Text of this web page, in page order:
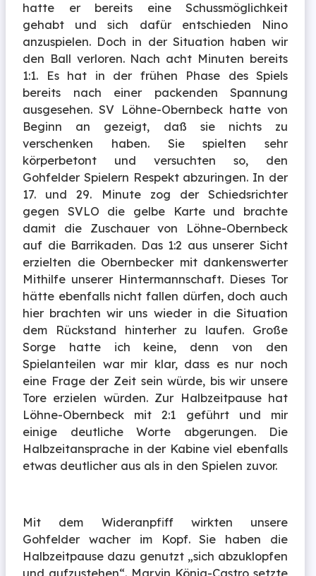
hatte er bereits eine Schussmöglichkeit
gehabt und sich dafür entschieden Nino
anzuspielen. Doch in der Situation haben wir
den Ball verloren. Nach acht Minuten bereits
1:1. Es hat in der frühen Phase des Spiels
bereits nach einer packenden Spannung
ausgesehen. SV Löhne-Obernbeck hatte von
Beginn an gezeigt, daß sie nichts zu
verschenken haben. Sie spielten sehr
körperbetont und versuchten so, den
Gohfelder Spielern Respekt abzuringen. In der
17. und 29. Minute zog der Schiedsrichter
gegen SVLO die gelbe Karte und brachte
damit die Zuschauer von Löhne-Obernbeck
auf die Barrikaden. Das 1:2 aus unserer Sicht
erzielten die Obernbecker mit dankenswerter
Mithilfe unserer Hintermannschaft. Dieses Tor
hätte ebenfalls nicht fallen dürfen, doch auch
hier brachten wir uns wieder in die Situation
dem Rückstand hinterher zu laufen. Große
Sorge hatte ich keine, denn von den
Spielanteilen war mir klar, dass es nur noch
eine Frage der Zeit sein würde, bis wir unsere
Tore erzielen würden. Zur Halbzeitpause hat
Löhne-Obernbeck mit 2:1 geführt und mir
einige deutliche Worte abgerungen. Die
Halbzeitansprache in der Kabine viel ebenfalls
etwas deutlicher aus als in den Spielen zuvor.
Mit dem Wideranpfiff wirkten unsere
Gohfelder wacher im Kopf. Sie haben die
Halbzeitpause dazu genutzt „sich abzuklopfen
und aufzustehen“. Marvin König-Castro setzte